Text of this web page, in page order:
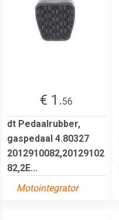
€ 1.56
dt Pedaalrubber,
gaspedaal 4.80327
2012910082,20129102
82,2E...
Motointegrator